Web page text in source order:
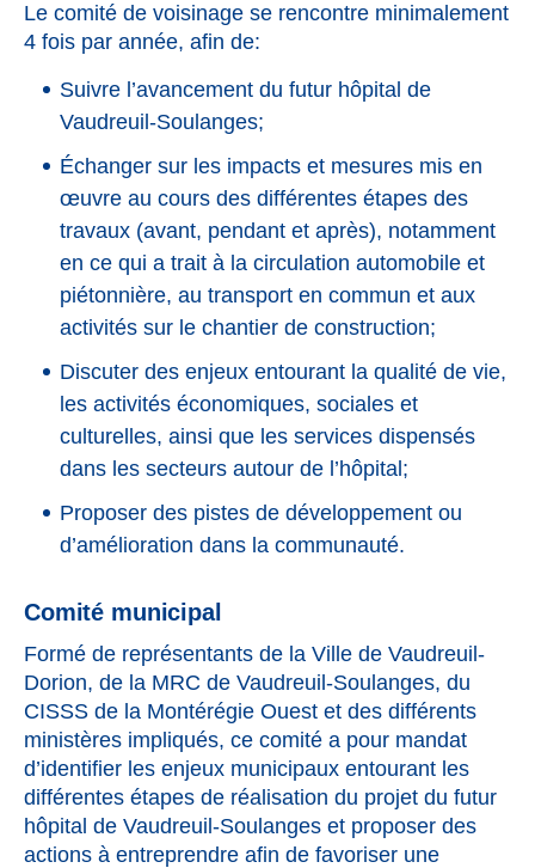
Le comité de voisinage se rencontre minimalement
4 fois par année, afin de:
Suivre l’avancement du futur hôpital de
Vaudreuil-Soulanges;
Échanger sur les impacts et mesures mis en
œuvre au cours des différentes étapes des
travaux (avant, pendant et après), notamment
en ce qui a trait à la circulation automobile et
piétonnière, au transport en commun et aux
activités sur le chantier de construction;
Discuter des enjeux entourant la qualité de vie,
les activités économiques, sociales et
culturelles, ainsi que les services dispensés
dans les secteurs autour de l’hôpital;
Proposer des pistes de développement ou
d’amélioration dans la communauté.
Comité municipal
Formé de représentants de la Ville de Vaudreuil-
Dorion, de la MRC de Vaudreuil-Soulanges, du
CISSS de la Montérégie Ouest et des différents
ministères impliqués, ce comité a pour mandat
d’identifier les enjeux municipaux entourant les
différentes étapes de réalisation du projet du futur
hôpital de Vaudreuil-Soulanges et proposer des
actions à entreprendre afin de favoriser une